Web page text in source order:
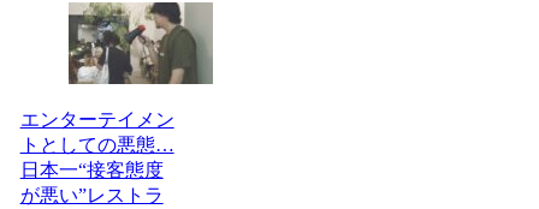
エンターテイメン
トとしての悪態…
日本一“接客態度
が悪い”レストラ